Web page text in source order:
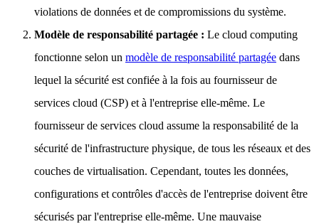
violations de données et de compromissions du système.
Modèle de responsabilité partagée : Le cloud computing
fonctionne selon un modèle de responsabilité partagée dans
lequel la sécurité est confiée à la fois au fournisseur de
services cloud (CSP) et à l'entreprise elle-même. Le
fournisseur de services cloud assume la responsabilité de la
sécurité de l'infrastructure physique, de tous les réseaux et des
couches de virtualisation. Cependant, toutes les données,
configurations et contrôles d'accès de l'entreprise doivent être
sécurisés par l'entreprise elle-même. Une mauvaise